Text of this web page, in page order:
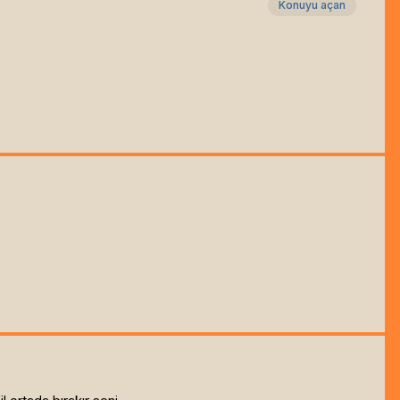
Konuyu açan